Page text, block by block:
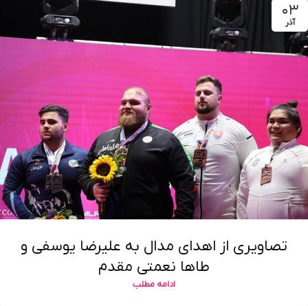
۰۳
آذر
تصاویری از اهدای مدال به علیرضا یوسفی و
طاها نعمتی مقدم
ادامه مطلب